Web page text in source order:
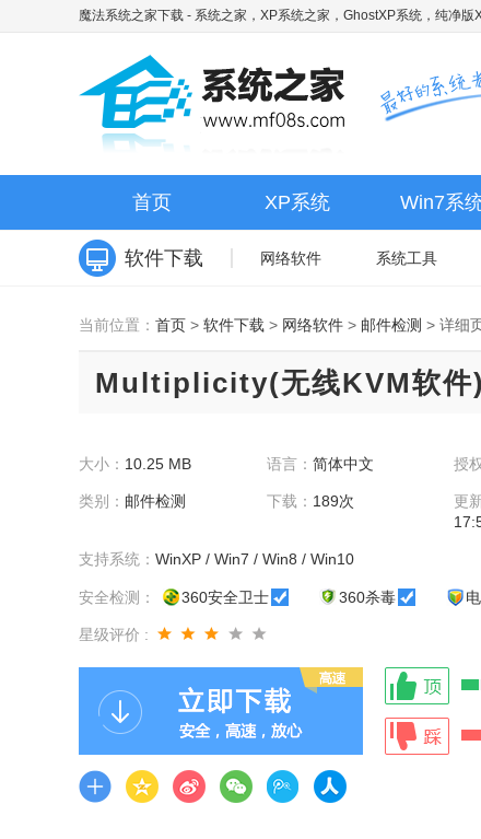
魔法系统之家下载 - 系统之家，XP系统之家，GhostXP系统，纯净
首页 XP系统 Win7系
软件下载 网络软件 系统工具
当前位置： 首页 > 软件下载 > 网络软件 > 邮件检测 > 详细
Multiplicity(无线KVM软件
大小： 10.25 MB 语言： 简体中文 授
类别： 邮件检测 下载： 189次 更
支持系统： WinXP / Win7 / Win8 / Win10
安全检测： 360安全卫士 360杀毒
星级评价 :